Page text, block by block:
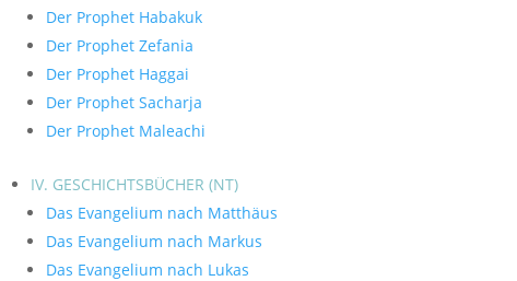
Der Prophet Habakuk
Der Prophet Zefania
Der Prophet Haggai
Der Prophet Sacharja
Der Prophet Maleachi
IV. GESCHICHTSBÜCHER (NT)
Das Evangelium nach Matthäus
Das Evangelium nach Markus
Das Evangelium nach Lukas